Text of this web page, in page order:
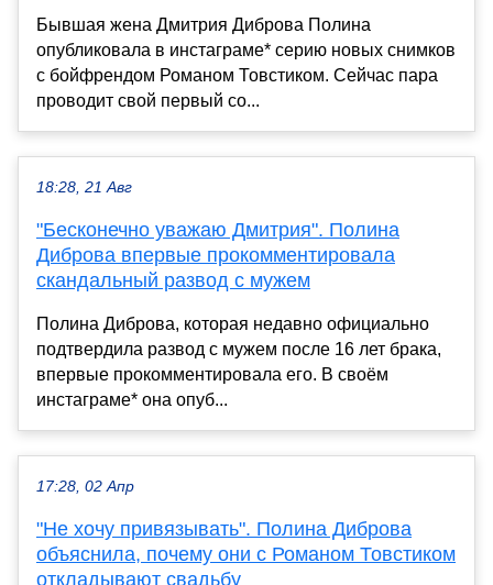
Бывшая жена Дмитрия Диброва Полина
опубликовала в инстаграме* серию новых снимков
с бойфрендом Романом Товстиком. Сейчас пара
проводит свой первый со...
18:28, 21 Авг
"Бесконечно уважаю Дмитрия". Полина
Диброва впервые прокомментировала
скандальный развод с мужем
Полина Диброва, которая недавно официально
подтвердила развод с мужем после 16 лет брака,
впервые прокомментировала его. В своём
инстаграме* она опуб...
17:28, 02 Апр
"Не хочу привязывать". Полина Диброва
объяснила, почему они с Романом Товстиком
откладывают свадьбу